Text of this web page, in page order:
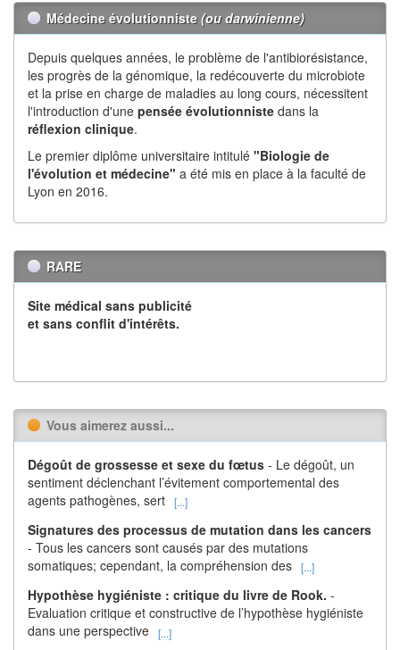
Médecine évolutionniste (ou darwinienne)
Depuis quelques années, le problème de l'antibiorésistance,
les progrès de la génomique, la redécouverte du microbiote
et la prise en charge de maladies au long cours, nécessitent
l'introduction d'une pensée évolutionniste dans la
réflexion clinique.
Le premier diplôme universitaire intitulé "Biologie de
l'évolution et médecine" a été mis en place à la faculté de
Lyon en 2016.
RARE
Site médical sans publicité
et sans conflit d'intérêts.
Vous aimerez aussi...
Dégoût de grossesse et sexe du fœtus - Le dégoût, un
sentiment déclenchant l’évitement comportemental des
agents pathogènes, sert [...]
Signatures des processus de mutation dans les cancers
- Tous les cancers sont causés par des mutations
somatiques; cependant, la compréhension des [...]
Hypothèse hygiéniste : critique du livre de Rook. -
Evaluation critique et constructive de l’hypothèse hygiéniste
dans une perspective [...]